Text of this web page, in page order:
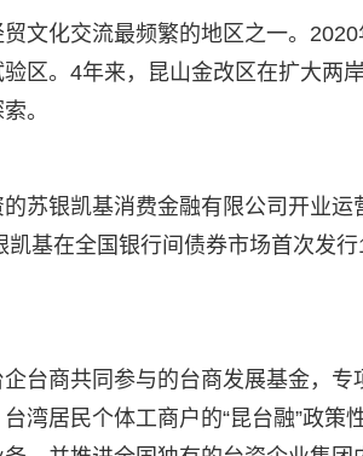
文化交流最频繁的地区之一。
区。4年来，昆山金改区在扩大两
。
苏银凯基消费金融有限公司开业运
基在全国银行间债券市场首次发
台商共同参与的台商发展基金，
湾居民个体工商户的“昆台融”政策